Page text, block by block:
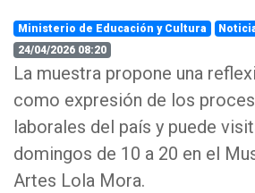
Ministerio de Educación y Cultura
24/04/2026 08:20
La muestra propone una
como expresión de los
laborales del país y puede
domingos de 10 a 20 en el
Artes Lola Mora.